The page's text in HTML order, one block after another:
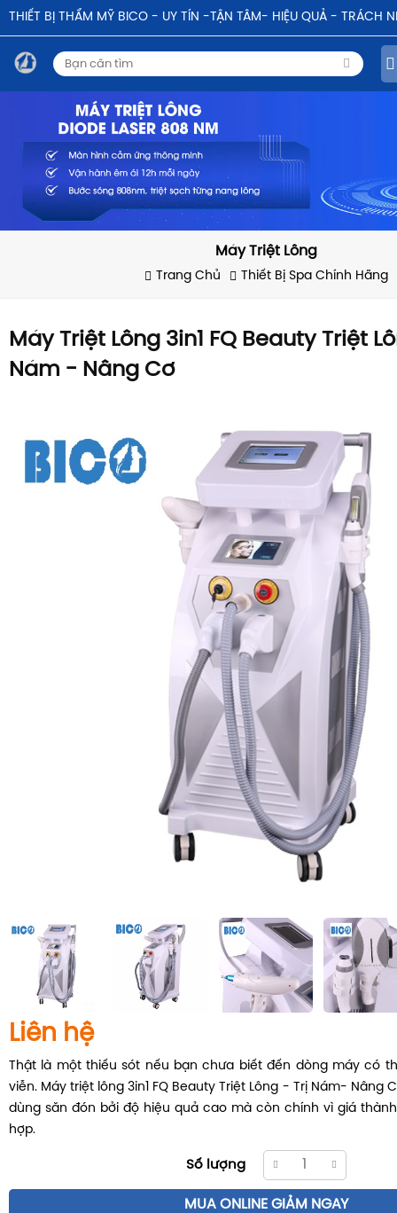
THIẾT BỊ THẨM MỸ BICO - UY TÍN -TẬN TÂM- HIỆU QUẢ - TRÁCH
Máy Triệt Lông
Trang Chủ Thiết Bị Spa Chính Hãng
Máy Triệt Lông 3in1 FQ Beauty Triệt
Nám - Nâng Cơ
Liên hệ
Thật là một thiếu sót nếu bạn chưa biết đến dòng máy có
viễn. Máy triệt lông 3in1 FQ Beauty Triệt Lông - Trị Nám- Nâng
dùng săn đón bởi độ hiệu quả cao mà còn chính vì giá
hợp.
Số lượng
MUA ONLINE GIẢM NGAY